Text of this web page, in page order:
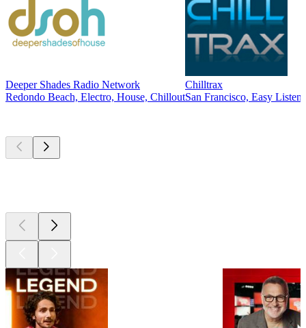
Deeper Shades Radio Network
Redondo Beach, Electro, House, Chillout
Chilltrax
San Francisco, Easy